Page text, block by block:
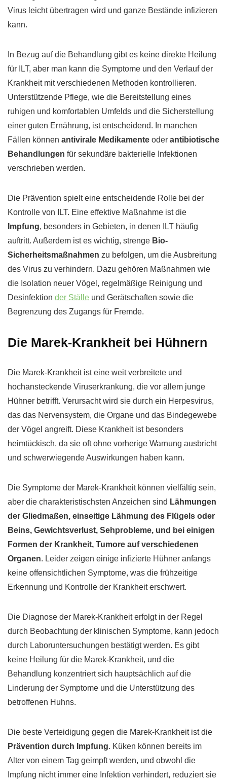
Virus leicht übertragen wird und ganze Bestände infizieren
kann.
In Bezug auf die Behandlung gibt es keine direkte Heilung
für ILT, aber man kann die Symptome und den Verlauf der
Krankheit mit verschiedenen Methoden kontrollieren.
Unterstützende Pflege, wie die Bereitstellung eines
ruhigen und komfortablen Umfelds und die Sicherstellung
einer guten Ernährung, ist entscheidend. In manchen
Fällen können antivirale Medikamente oder antibiotische
Behandlungen für sekundäre bakterielle Infektionen
verschrieben werden.
Die Prävention spielt eine entscheidende Rolle bei der
Kontrolle von ILT. Eine effektive Maßnahme ist die
Impfung, besonders in Gebieten, in denen ILT häufig
auftritt. Außerdem ist es wichtig, strenge Bio-
Sicherheitsmaßnahmen zu befolgen, um die Ausbreitung
des Virus zu verhindern. Dazu gehören Maßnahmen wie
die Isolation neuer Vögel, regelmäßige Reinigung und
Desinfektion der Ställe und Gerätschaften sowie die
Begrenzung des Zugangs für Fremde.
Die Marek-Krankheit bei Hühnern
Die Marek-Krankheit ist eine weit verbreitete und
hochansteckende Viruserkrankung, die vor allem junge
Hühner betrifft. Verursacht wird sie durch ein Herpesvirus,
das das Nervensystem, die Organe und das Bindegewebe
der Vögel angreift. Diese Krankheit ist besonders
heimtückisch, da sie oft ohne vorherige Warnung ausbricht
und schwerwiegende Auswirkungen haben kann.
Die Symptome der Marek-Krankheit können vielfältig sein,
aber die charakteristischsten Anzeichen sind Lähmungen
der Gliedmaßen, einseitige Lähmung des Flügels oder
Beins, Gewichtsverlust, Sehprobleme, und bei einigen
Formen der Krankheit, Tumore auf verschiedenen
Organen. Leider zeigen einige infizierte Hühner anfangs
keine offensichtlichen Symptome, was die frühzeitige
Erkennung und Kontrolle der Krankheit erschwert.
Die Diagnose der Marek-Krankheit erfolgt in der Regel
durch Beobachtung der klinischen Symptome, kann jedoch
durch Laboruntersuchungen bestätigt werden. Es gibt
keine Heilung für die Marek-Krankheit, und die
Behandlung konzentriert sich hauptsächlich auf die
Linderung der Symptome und die Unterstützung des
betroffenen Huhns.
Die beste Verteidigung gegen die Marek-Krankheit ist die
Prävention durch Impfung. Küken können bereits im
Alter von einem Tag geimpft werden, und obwohl die
Impfung nicht immer eine Infektion verhindert, reduziert sie